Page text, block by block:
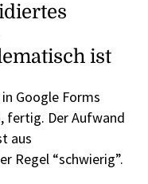
ist
Google Forms
fertig. Der Aufwand
aus
Regel “schwierig”.